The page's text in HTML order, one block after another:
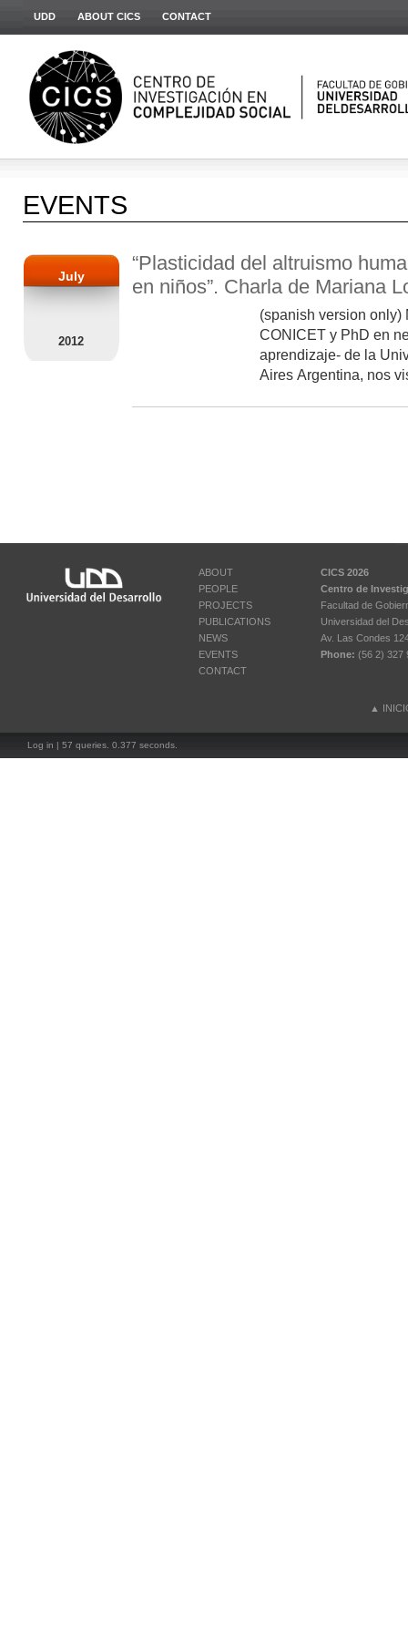
UDD ABOUT CICS CONTACT
EVENTS
July
2012
“Plasticidad del altruismo
en niños”. Charla de Mariana
(spanish version only)
CONICET y PhD en
aprendizaje- de la
Aires Argentina, nos
ABOUT
PEOPLE
PROJECTS
PUBLICATIONS
NEWS
EVENTS
CONTACT
CICS 2026
Centro de
Facultad de
Universidad del
Av. Las Condes
Phone: (56 2) 327
▲
Log in | 57 queries. 0.377 seconds.